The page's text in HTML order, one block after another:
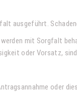
ausgeführt.
mit Sorgfalt
oder Vorsatz,
oder